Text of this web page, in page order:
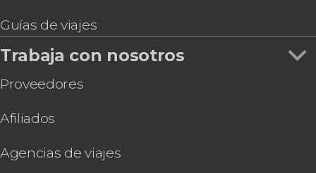
Guías de viajes
Trabaja con nosotros
Proveedores
Afiliados
Agencias de viajes